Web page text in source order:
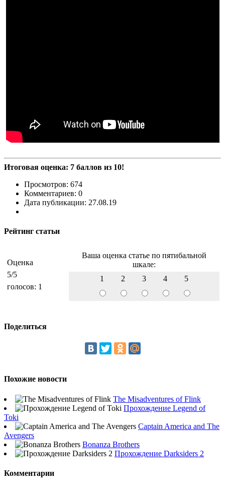
Итоговая оценка: 7 баллов из 10!
Просмотров: 674
Комментариев: 0
Дата публикации: 27.08.19
Рейтинг статьи
Оценка
5/5
голосов: 1
Ваша оценка статье по пятибальной
шкале:
1
2 3 4 5
Поделиться
Похожие новости
The Misadventures of Flink
Прохождение Legend of
Toki
Captain America and The
Avengers
Bonanza Brothers
Прохождение Darksiders 2
Комментарии